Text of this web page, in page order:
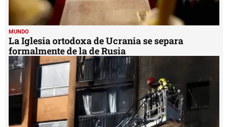
MUNDO
La Iglesia ortodoxa de Ucrania se separa
formalmente de la de Rusia